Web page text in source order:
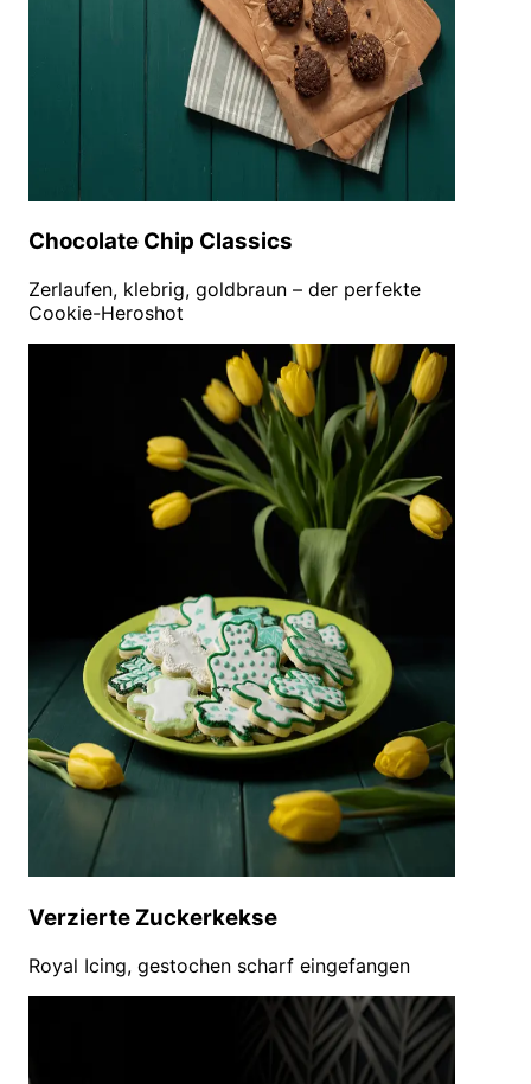
Chocolate Chip Classics
Zerlaufen, klebrig, goldbraun – der perfekte
Cookie-Heroshot
Verzierte Zuckerkekse
Royal Icing, gestochen scharf eingefangen